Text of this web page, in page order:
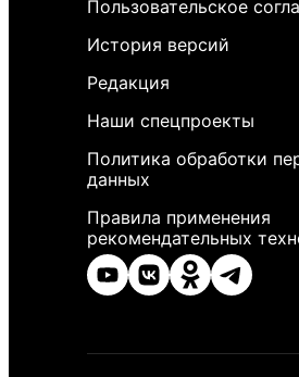
Пользовательское
История версий
Редакция
Наши спецпроекты
Политика обработки
данных
Правила применения
рекомендательных